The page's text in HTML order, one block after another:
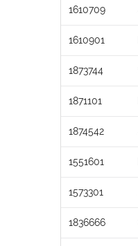
1610709
1610901
1873744
1871101
1874542
1551601
1573301
1836666